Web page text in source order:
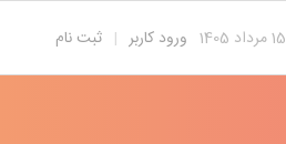
ثبت نام | ورود کاربر 15مرداد 1405